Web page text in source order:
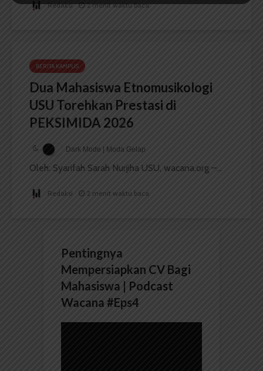
Redaksi 2 menit waktu baca
BERITA KAMPUS
Dua Mahasiswa Etnomusikologi
USU Torehkan Prestasi di
PEKSIMIDA 2026
Dark Mode | Moda Gelap
Oleh: Syarifah Sarah Nurjiha USU, wacana.org –...
Redaksi 2 menit waktu baca
Pentingnya
Mempersiapkan CV Bagi
Mahasiswa | Podcast
Wacana #Eps4